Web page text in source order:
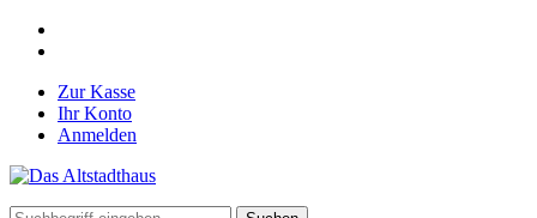
Zur Kasse
Ihr Konto
Anmelden